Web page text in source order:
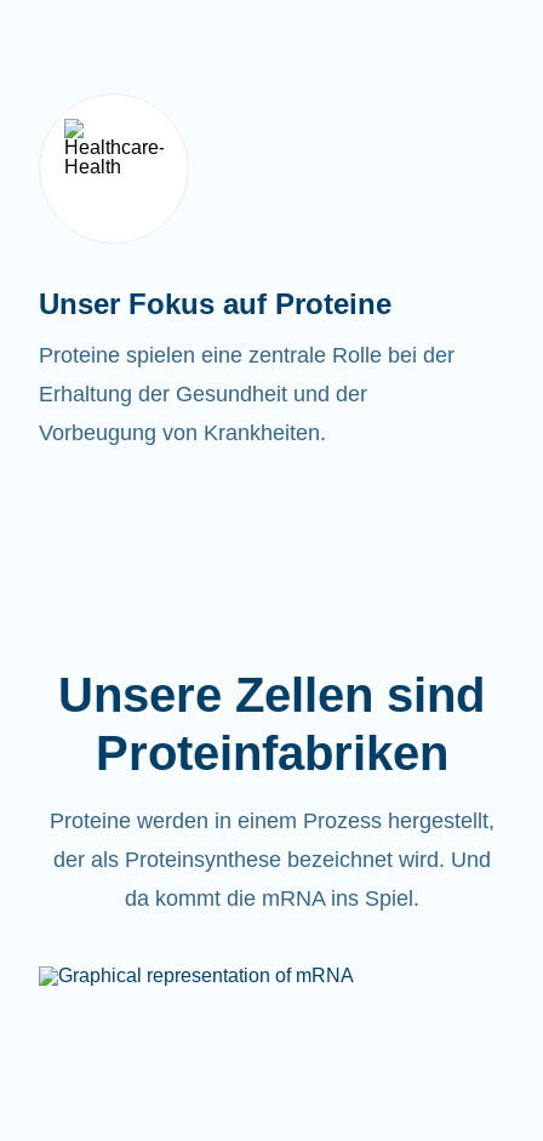
Unser Fokus auf Proteine
Proteine spielen eine zentrale Rolle bei der
Erhaltung der Gesundheit und der
Vorbeugung von Krankheiten.
Unsere Zellen sind
Proteinfabriken
Proteine werden in einem Prozess hergestellt,
der als Proteinsynthese bezeichnet wird. Und
da kommt die mRNA ins Spiel.